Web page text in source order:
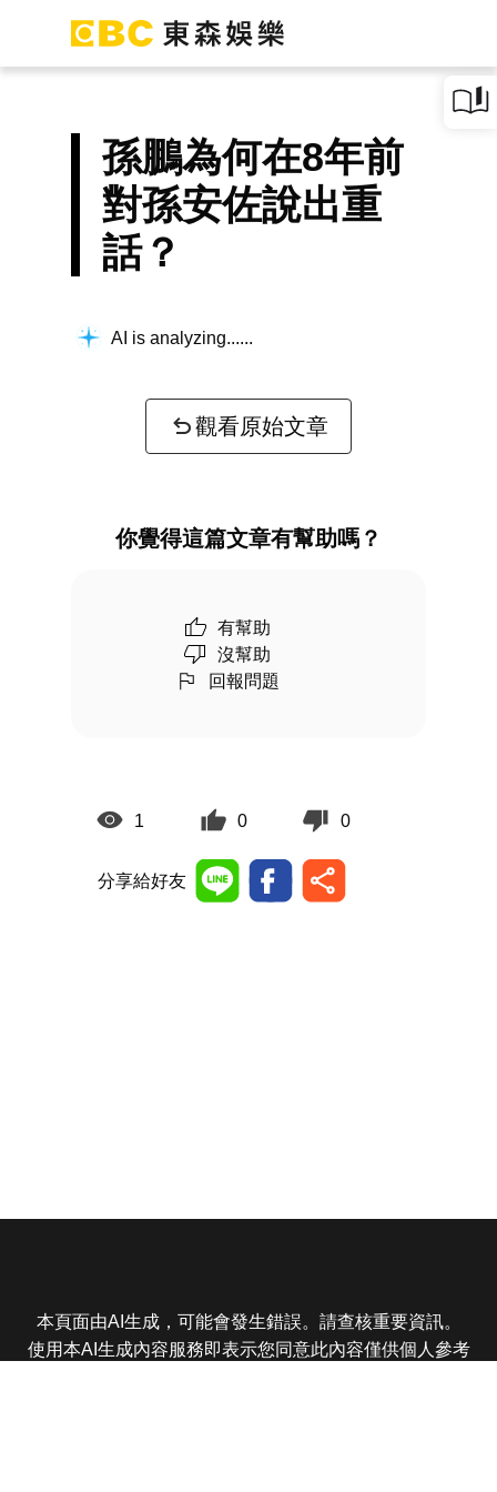
孫鵬為何在8年前
對孫安佐說出重
話？
AI is analyzing...
觀看原始文章
你覺得這篇文章有幫助嗎？
有幫助
沒幫助
回報問題
1 0 0
分享給好友
本頁面由AI生成，可能會發生錯誤。請查核重要資訊。
使用本AI生成內容服務即表示您同意此內容僅供個人參考